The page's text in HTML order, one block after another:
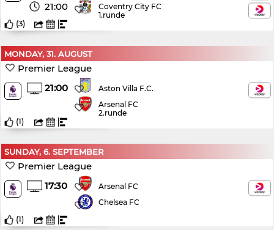
21:00
Coventry City FC
1.runde
(3)
MONDAY, 31. AUGUST
Premier League
21:00
Aston Villa F.C.
Arsenal FC
2.runde
(1)
SUNDAY, 6. SEPTEMBER
Premier League
17:30
Arsenal FC
Chelsea FC
(1)